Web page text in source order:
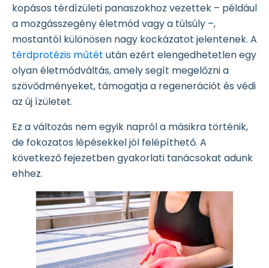
kopásos térdízületi panaszokhoz vezettek – például
a mozgásszegény életmód vagy a túlsúly –,
mostantól különösen nagy kockázatot jelentenek. A
térdprotézis műtét után ezért elengedhetetlen egy
olyan életmódváltás, amely segít megelőzni a
szövődményeket, támogatja a regenerációt és védi
az új ízületet.
Ez a változás nem egyik napról a másikra történik,
de fokozatos lépésekkel jól felépíthető. A
következő fejezetben gyakorlati tanácsokat adunk
ehhez.